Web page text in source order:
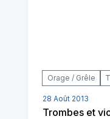
Orage / Grêle
28 Août 2013
Trombes et